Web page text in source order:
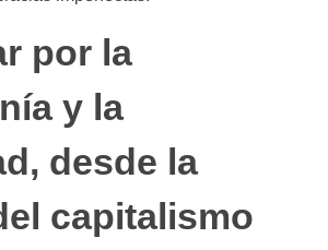
por la
y la
desde la
capitalismo